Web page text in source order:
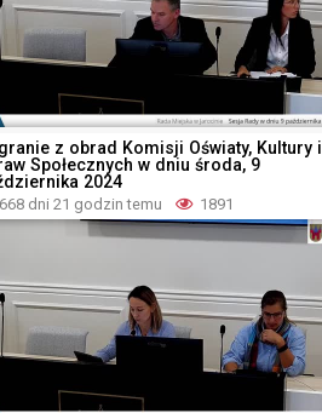
z obrad Komisji Oświaty, Kultury i
Społecznych w dniu środa, 9
2024
668 dni 21 godzin temu 1891